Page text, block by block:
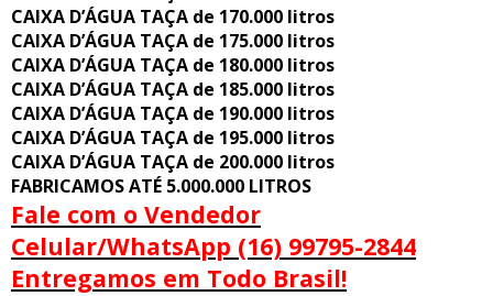
CAIXA D’ÁGUA TAÇA de 170.000 litros
CAIXA D’ÁGUA TAÇA de 175.000 litros
CAIXA D’ÁGUA TAÇA de 180.000 litros
CAIXA D’ÁGUA TAÇA de 185.000 litros
CAIXA D’ÁGUA TAÇA de 190.000 litros
CAIXA D’ÁGUA TAÇA de 195.000 litros
CAIXA D’ÁGUA TAÇA de 200.000 litros
FABRICAMOS ATÉ 5.000.000 LITROS
Fale com o Vendedor
Celular/WhatsApp (16) 99795-2844
Entregamos em Todo Brasil!